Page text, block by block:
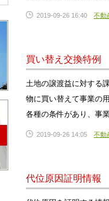
2019-09-26 16:40 不動
買い替え交換特例
土地の譲渡益に対する
物に買い替えて事業の
各種の条件があり、事
2019-09-26 14:05 不動
代位原因証明情報